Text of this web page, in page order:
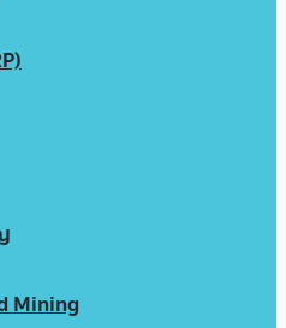
Mining